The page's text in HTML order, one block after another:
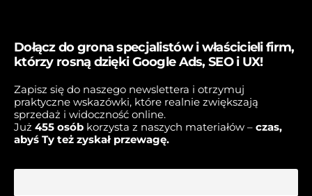
Dołącz do grona specjalistów i właścicieli firm,
którzy rosną dzięki Google Ads, SEO i UX!
Zapisz się do naszego newslettera i otrzymuj
praktyczne wskazówki, które realnie zwiększają
sprzedaż i widoczność online.
Już 455 osób korzysta z naszych materiałów – czas,
abyś Ty też zyskał przewagę.